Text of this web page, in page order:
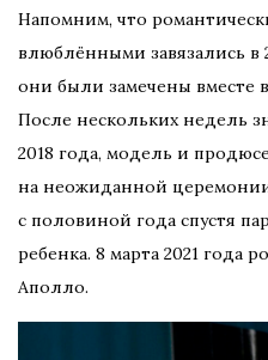
Напомним, что
влюблёнными завязались в
они были замечены вместе
После нескольких недель
2018 года, модель и
на неожиданной
с половиной года спустя
ребенка. 8 марта 2021 года
Аполло.